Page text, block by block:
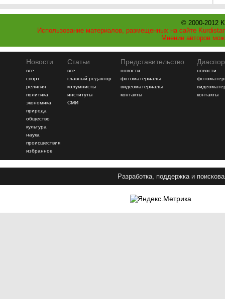
© 2000-2012
Использование материалов, размещенных на сайте
Мнение авторов
Новости
все
спорт
религия
политика
экономика
природа
общество
культура
наука
происшествия
избранное
Статьи
все
главный редактор
колумнисты
институты
СМИ
Представительство
новости
фотоматериалы
видеоматериалы
контакты
новости
контакты
Разработка, поддержка и